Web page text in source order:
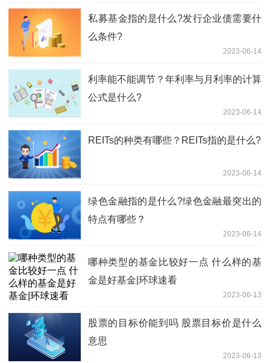
​私募基金指的是什么?发行企业债需要什
么条件?
2023-06-14
利率能不能调节？年利率与月利率的计算
公式是什么?
2023-06-14
REITs的种类有哪些？REITs指的是什么?
2023-06-14
​绿色金融指的是什么?绿色金融最突出的
特点有哪些？
2023-06-14
哪种类型的基金比较好一点 什么样的基
金是好基金|环球速看
2023-06-13
股票的目标价能到吗 股票目标价是什么
意思
2023-06-13